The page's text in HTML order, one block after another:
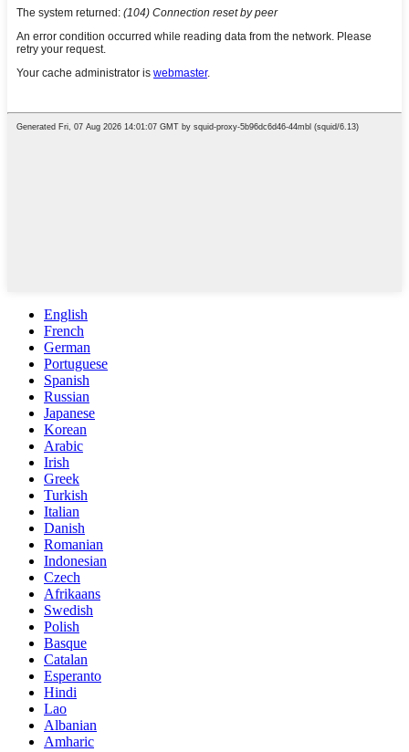
English
French
German
Portuguese
Spanish
Russian
Japanese
Korean
Arabic
Irish
Greek
Turkish
Italian
Danish
Romanian
Indonesian
Czech
Afrikaans
Swedish
Polish
Basque
Catalan
Esperanto
Hindi
Lao
Albanian
Amharic